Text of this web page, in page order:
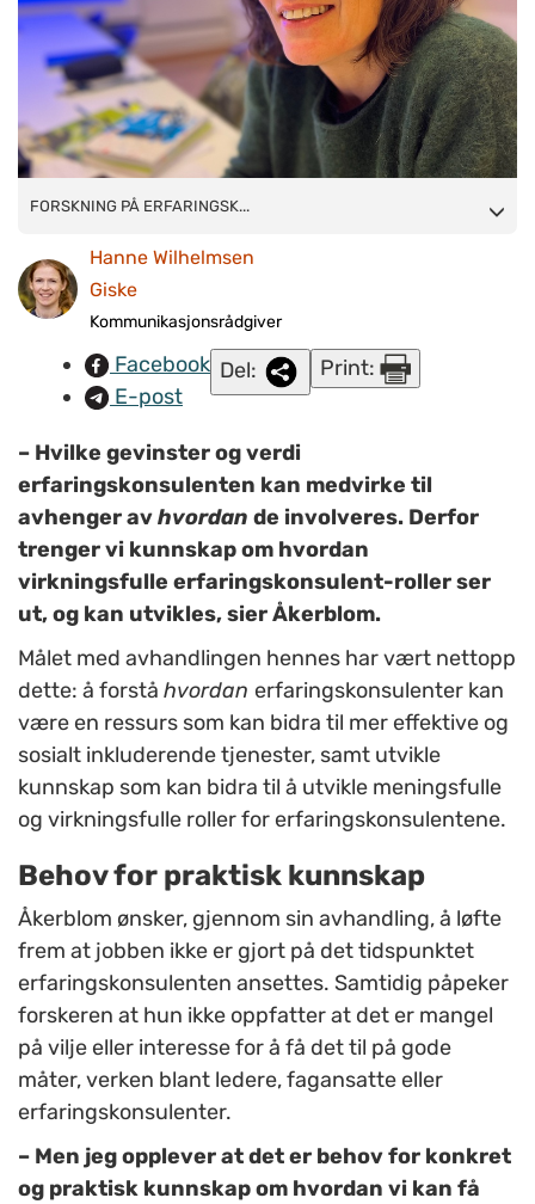
FORSKNING PÅ ERFARINGSKONSULENTER:
helse- og rustjenester i Norge. (Foto: privat)
FORSKNING PÅ ERFARINGSK...
Hanne Wilhelmsen
Giske
Kommunikasjonsrådgiver
Facebook
E-post
Del: Print:
– Hvilke gevinster og verdi
erfaringskonsulenten kan medvirke til
avhenger avhvordan de involveres. Derfor
trenger vi kunnskap om hvordan
virkningsfulle erfaringskonsulent-roller ser
ut, og kan utvikles, sier Åkerblom.
Målet med avhandlingen hennes har vært nettopp
dette: å forstå hvordan erfaringskonsulenter kan
være en ressurs som kan bidra til mer effektive og
sosialt inkluderende tjenester, samt utvikle
kunnskap som kan bidra til å utvikle meningsfulle
og virkningsfulle roller for erfaringskonsulentene.
Behov for praktisk kunnskap
Åkerblom ønsker, gjennom sin avhandling, å løfte
frem at jobben ikke er gjort på det tidspunktet
erfaringskonsulenten ansettes. Samtidig påpeker
forskeren at hun ikke oppfatter at det er mangel
på vilje eller interesse for å få det til på gode
måter, verken blant ledere, fagansatte eller
erfaringskonsulenter.
– Men jeg opplever at det er behov for konkret
og praktisk kunnskap om hvordan vi kan få